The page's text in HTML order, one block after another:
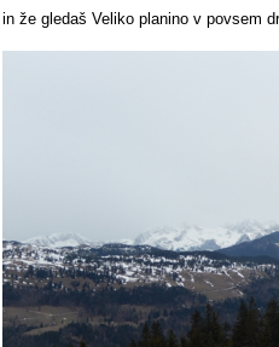
in že gledaš Veliko planino v povsem